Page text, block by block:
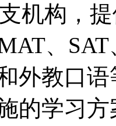
机构，
、
外教口
的学习